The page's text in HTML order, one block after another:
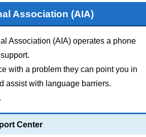
Association (AIA)
Association (AIA) operates a phone
with a problem they can point you in
assist with language barriers.
Center